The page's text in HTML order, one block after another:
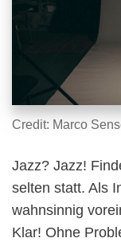
Credit: Marco
Jazz? Jazz!
selten statt. Als
wahnsinnig
Klar! Ohne